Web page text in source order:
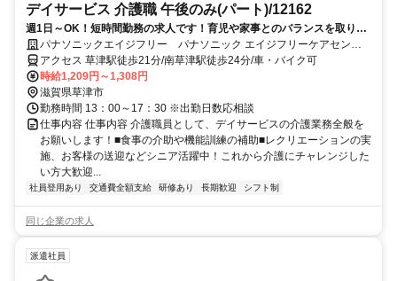
デイサービス 介護職 午後のみ(パート)/12162
週1日～OK！短時間勤務の求人です！育児や家事とのバランスを取りな
がらご勤務頂けます◎お子さんの送り迎えなどで時間の制限がある方
や、扶養内勤務希望の方も、ぜひご応募下さい。
パナソニックエイジフリー パナソニック エイジフリーケアセンタ
ー草津・デイサービス
アクセス 草津駅徒歩21分/南草津駅徒歩24分/車・バイク可
時給1,209円～1,308円
滋賀県草津市
勤務時間 13：00～17：30 ※出勤日数応相談
仕事内容 仕事内容 介護職員として、デイサービスの介護業務全般を
お願いします！■食事の介助や機能訓練の補助■レクリエーションの実
施、お客様の送迎などシニア活躍中！これから介護にチャレンジした
い方大歓迎...
社員登用あり 交通費全額支給 研修あり 長期歓迎 シフト制
同じ企業の求人
派遣社員